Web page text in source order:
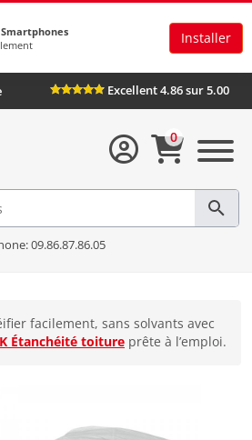
Installer
Excellent 4.86 sur 5.00
09.86.87.86.05
0
facilement, sans solvants avec
Étanchéité toiture prête à l’emploi.